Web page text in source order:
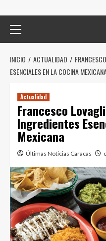
principal
INICIO ACTUALIDAD
ESENCIALES EN LA COCINA
Actualidad
Francesco
Ingredientes
Mexicana
Últimas Noticias Caracas